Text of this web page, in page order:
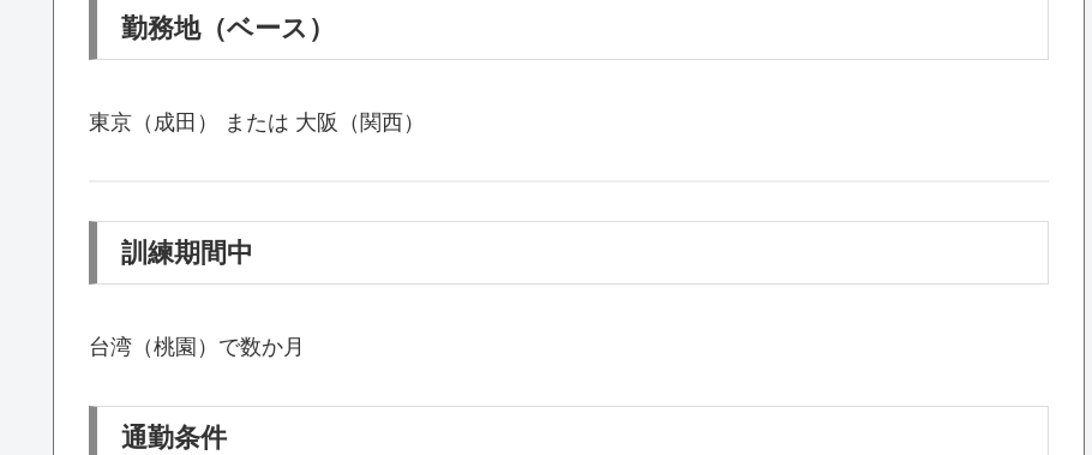
勤務地（ベース）
東京（成田） または 大阪（関西）
訓練期間中
台湾（桃園）で数か月
通勤条件